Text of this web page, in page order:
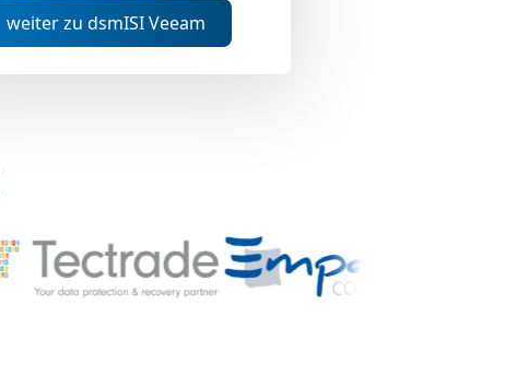
weiter zu dsmISI Veeam